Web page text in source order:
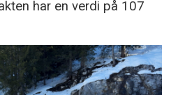
har en verdi på 107